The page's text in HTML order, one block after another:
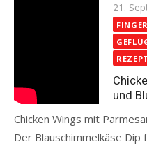
Posted
on
21.
und
Chicken Wings mit
Der Blauschimmelkäse Dip